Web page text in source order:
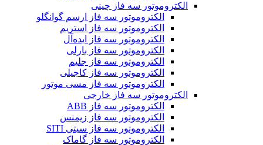
الکتروموتور سه فاز چینی
الکتروموتور سه فاز ارسم گوانگلو
الکتروموتور سه فاز استریم
الکتروموتور سه فاز ایده‌آل
الکتروموتور سه فاز بارلی
الکتروموتور سه فاز جلیم
الکتروموتور سه فاز کاجیلی
الکتروموتور سه فاز مسی موتور
الکتروموتور سه فاز خارجی
الکتروموتور سه فاز ABB
الکتروموتور سه فاز زیمنس
الکتروموتور سه فاز سیتی SITI
الکتروموتور سه فاز گاماک